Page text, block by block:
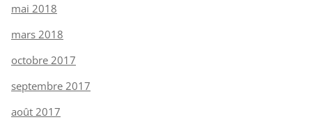
mai 2018
mars 2018
octobre 2017
septembre 2017
août 2017